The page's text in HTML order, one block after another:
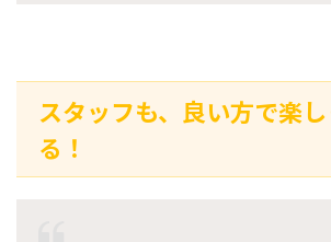
スタッフも、良い方で楽
る！